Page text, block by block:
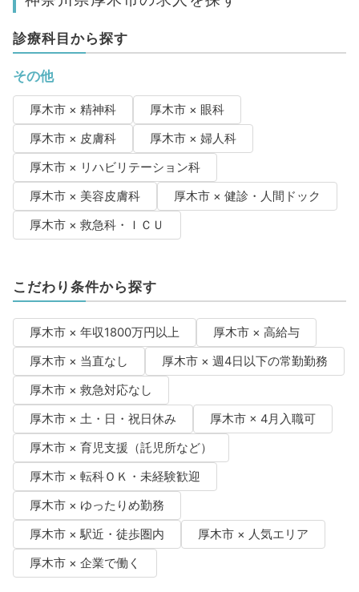
診療科目から探す
その他
厚木市 × 精神科
厚木市 × 眼科
厚木市 × 皮膚科
厚木市 × 婦人科
厚木市 × リハビリテーション科
厚木市 × 美容皮膚科
厚木市 × 健診・人間ドック
厚木市 × 救急科・ＩＣＵ
こだわり条件から探す
厚木市 × 年収1800万円以上
厚木市 × 高給与
厚木市 × 当直なし
厚木市 × 週4日以下の常勤勤務
厚木市 × 救急対応なし
厚木市 × 土・日・祝日休み
厚木市 × 4月入職可
厚木市 × 育児支援（託児所など）
厚木市 × 転科ＯＫ・未経験歓迎
厚木市 × ゆったりめ勤務
厚木市 × 駅近・徒歩圏内
厚木市 × 人気エリア
厚木市 × 企業で働く